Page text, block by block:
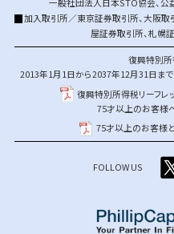
一般社団法人日本STO協会、公
加入取引所／東京証券取引所、大阪取
屋証券取引所、札幌
復興特別所
2013年1月1日から2037年12月31日ま
復興特別所得税リーフレ
75才以上のお客様
75才以上のお客様
FOLLOW US